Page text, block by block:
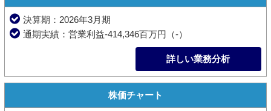
決算期：2026年3月期
通期実績：営業利益-414,346百万円（-）
詳しい業務分析
株価チャート